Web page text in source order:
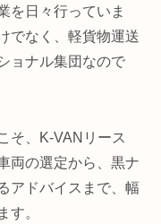
を日々行っていま
でなく、軽貨物運送
ョナル集団なので
そ、K-VANリース
両の選定から、黒ナ
アドバイスまで、幅
す。